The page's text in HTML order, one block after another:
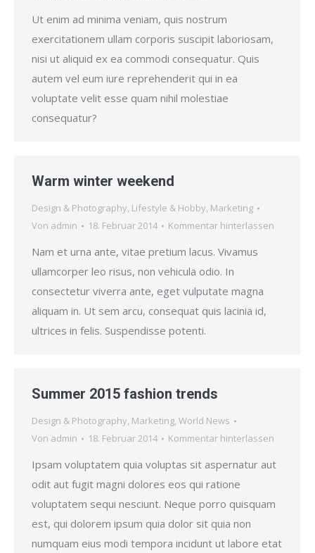
Ut enim ad minima veniam, quis nostrum
exercitationem ullam corporis suscipit laboriosam,
nisi ut aliquid ex ea commodi consequatur. Quis
autem vel eum iure reprehenderit qui in ea
voluptate velit esse quam nihil molestiae
consequatur?
Warm winter weekend
Design & Photography, Lifestyle & Hobby, Marketing
Von admin 18. Februar 2014 Kommentar hinterlassen
Nam et urna ante, vitae pretium lacus. Vivamus
ullamcorper leo risus, non vehicula odio. In
consectetur viverra ante, eget vulputate magna
aliquam in. Ut sem arcu, consequat quis lacinia id,
ultrices in felis. Suspendisse potenti.
Summer 2015 fashion trends
Design & Photography, Marketing, World News
Von admin 18. Februar 2014 Kommentar hinterlassen
Ipsam voluptatem quia voluptas sit aspernatur aut
odit aut fugit magni dolores eos qui ratione
voluptatem sequi nesciunt. Neque porro quisquam
est, qui dolorem ipsum quia dolor sit quia non
numquam eius modi tempora incidunt ut labore etat